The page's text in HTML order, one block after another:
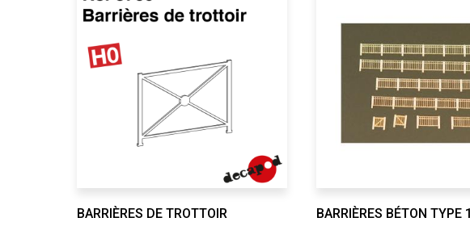
BARRIÈRES DE TROTTOIR BARRIÈRES BÉTON TYPE 1